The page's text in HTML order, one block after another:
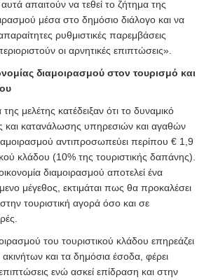
απαιτούν να τεθεί το ζήτημα της
μέσα στο δημόσιο διάλογο και να
ρυθμιστικές παρεμβάσεις
οι αρνητικές επιπτώσεις».
διαμοιρασμού στον τουρισμό και
μελέτης κατέδειξαν ότι το δυναμικό
και κατανάλωσης υπηρεσιών και αγαθών
αντιπροσωπεύει περίπου € 1,9
κλάδου (10% της τουριστικής δαπάνης).
διαμοιρασμού αποτελεί ένα
μέγεθος, εκτιμάται πως θα προκαλέσει
τουριστική αγορά όσο και σε
του τουριστικού κλάδου επηρεάζει
και τα δημόσια έσοδα, φέρει
ενώ ασκεί επίδραση και στην